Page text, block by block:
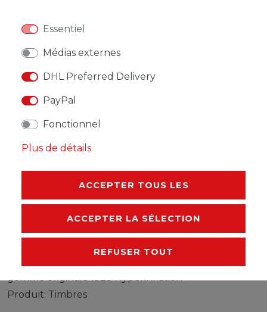
DESCRIPTION
AUTRES DÉTAILS
RESPONSABLE DE L'UE
Produit: Timbres
Essentiel
Médias externes
DHL Preferred Delivery
PayPal
Fonctionnel
Plus de détails
ACCEPTER TOUS LES
ACCEPTER LA SÉLECTION
REFUSER TOUT